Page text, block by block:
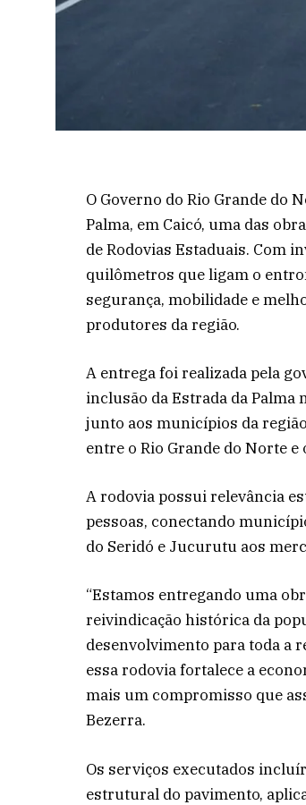
O Governo do Rio Grande do
Palma, em Caicó, uma das
de Rodovias Estaduais. Com
quilômetros que ligam o
segurança, mobilidade e
produtores da região.
A entrega foi realizada pela
inclusão da Estrada da
junto aos municípios da
entre o Rio Grande do Norte
A rodovia possui relevância
pessoas, conectando
do Seridó e Jucurutu aos
“Estamos entregando uma
reivindicação histórica da
desenvolvimento para toda a
essa rodovia fortalece a
mais um compromisso que
Bezerra.
Os serviços executados
estrutural do pavimento,